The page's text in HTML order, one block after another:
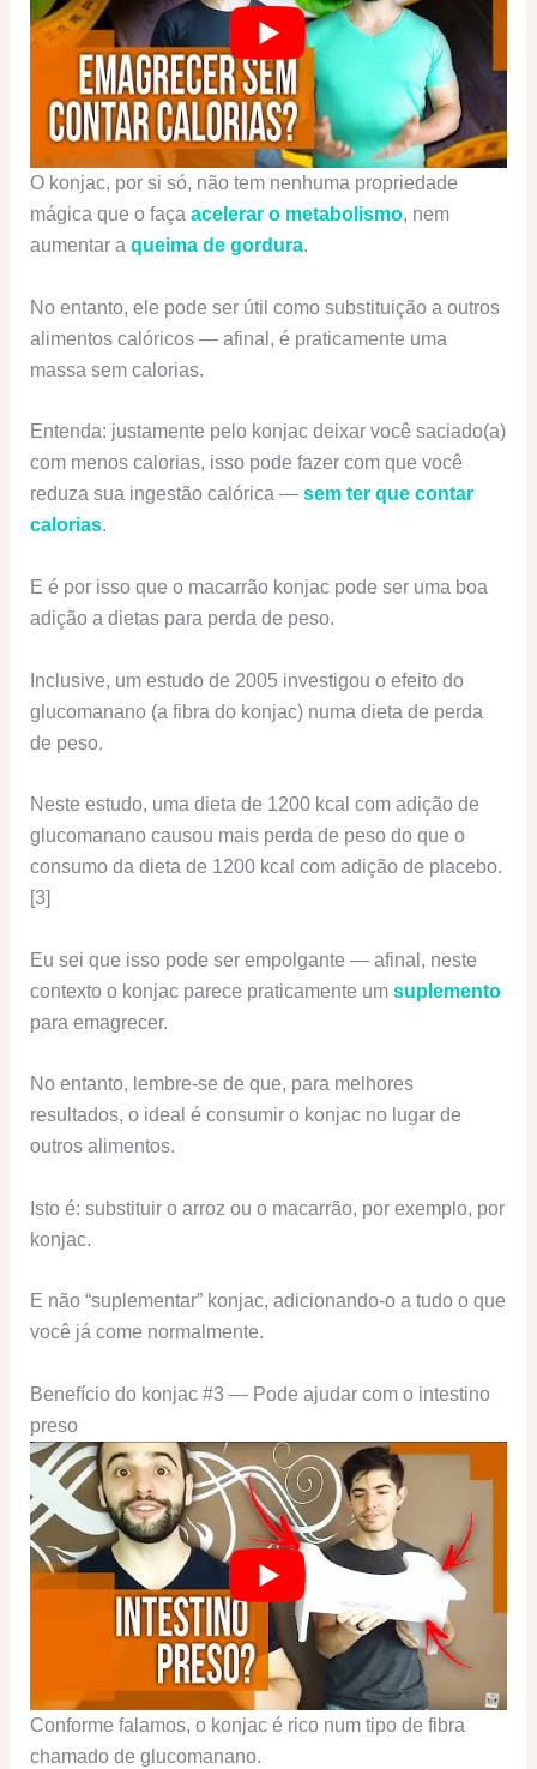
O konjac, por si só, não tem nenhuma propriedade
mágica que o faça acelerar o metabolismo, nem
aumentar a queima de gordura.
No entanto, ele pode ser útil como substituição a outros
alimentos calóricos — afinal, é praticamente uma
massa sem calorias.
Entenda: justamente pelo konjac deixar você saciado(a)
com menos calorias, isso pode fazer com que você
reduza sua ingestão calórica — sem ter que contar
calorias.
E é por isso que o macarrão konjac pode ser uma boa
adição a dietas para perda de peso.
Inclusive, um estudo de 2005 investigou o efeito do
glucomanano (a fibra do konjac) numa dieta de perda
de peso.
Neste estudo, uma dieta de 1200 kcal com adição de
glucomanano causou mais perda de peso do que o
consumo da dieta de 1200 kcal com adição de placebo.
[3]
Eu sei que isso pode ser empolgante — afinal, neste
contexto o konjac parece praticamente um suplemento
para emagrecer.
No entanto, lembre-se de que, para melhores
resultados, o ideal é consumir o konjac no lugar de
outros alimentos.
Isto é: substituir o arroz ou o macarrão, por exemplo, por
konjac.
E não “suplementar” konjac, adicionando-o a tudo o que
você já come normalmente.
Benefício do konjac #3 — Pode ajudar com o intestino
preso
Conforme falamos, o konjac é rico num tipo de fibra
chamado de glucomanano.